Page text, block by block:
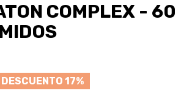
COMPLEX - 60
DESCUENTO 17%